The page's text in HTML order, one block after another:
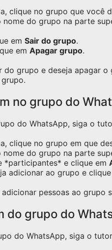
clique no grupo que você
do grupo na parte
em Sair do grupo.
em Apagar grupo.
grupo e deseja apagar
no grupo do
do WhatsApp, siga o
clique no grupo em que
do grupo na parte
*participantes* e clique em
adicionar ao grupo e
pessoas ao
do grupo do
do WhatsApp, siga o